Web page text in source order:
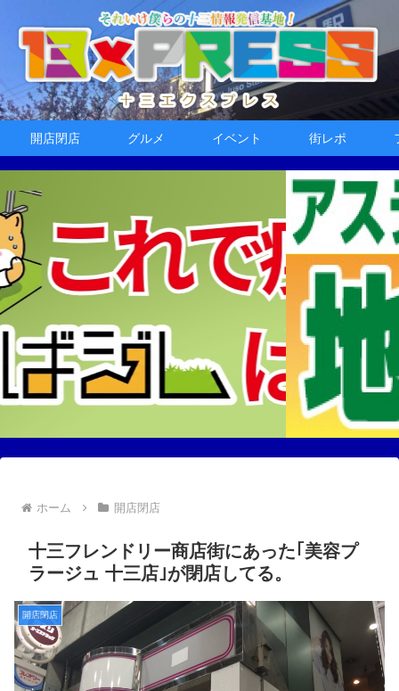
開店閉店 グルメ イベント 街レポ
ホーム 開店閉店
十三フレンドリー商店街にあった｢美容プ
ラージュ 十三店｣が閉店してる。
開店閉店